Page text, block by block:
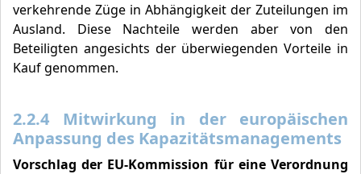
verkehrende Züge in Abhängigkeit der Zuteilungen im
Ausland. Diese Nachteile werden aber von den
Beteiligten angesichts der überwiegenden Vorteile in
Kauf genommen.
2.2.4 Mitwirkung in der europäischen
Anpassung des Kapazitätsmanagements
Vorschlag der EU-Kommission für eine Verordnung